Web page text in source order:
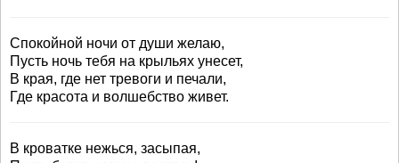
Спокойной ночи от души желаю,
Пусть ночь тебя на крыльях унесет,
В края, где нет тревоги и печали,
Где красота и волшебство живет.
В кроватке нежься, засыпая,